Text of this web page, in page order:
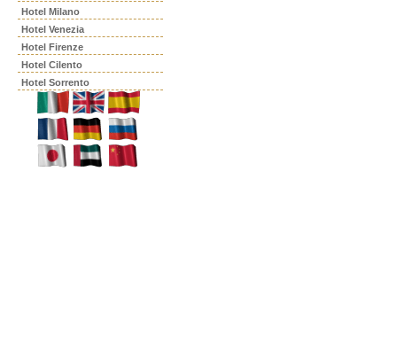
Hotel Milano
Hotel Venezia
Hotel Firenze
Hotel Cilento
Hotel Sorrento